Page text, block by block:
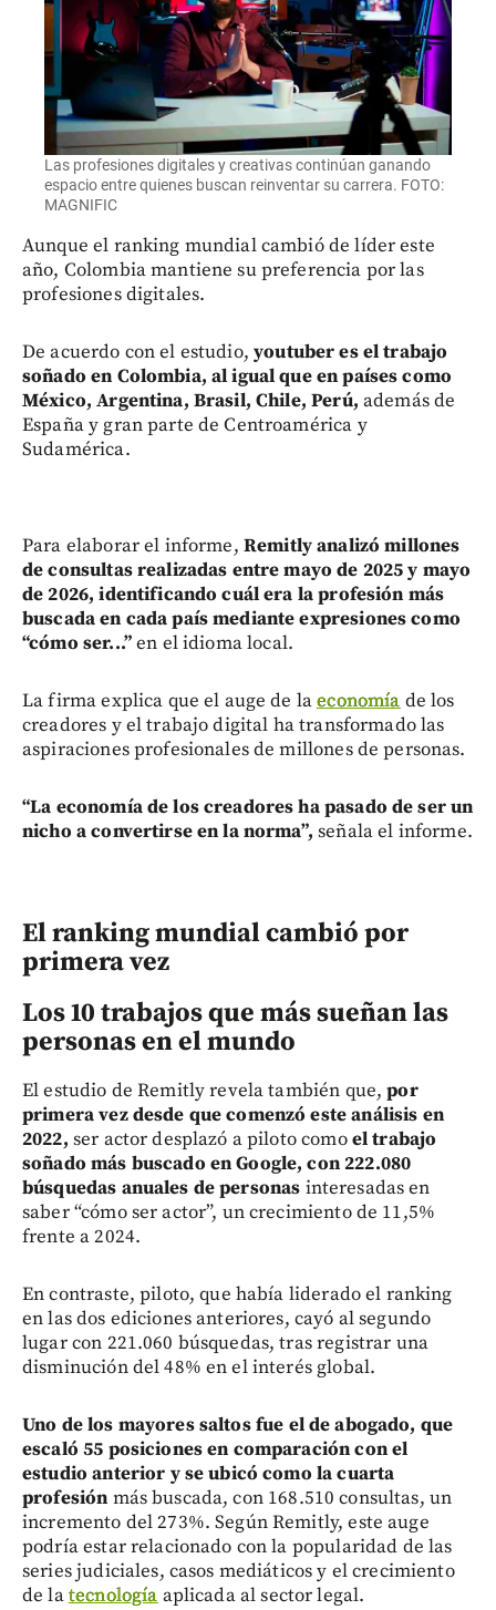
Las profesiones digitales y creativas continúan ganando
espacio entre quienes buscan reinventar su carrera. FOTO:
MAGNIFIC
Aunque el ranking mundial cambió de líder este
año, Colombia mantiene su preferencia por las
profesiones digitales.
De acuerdo con el estudio, youtuber es el trabajo
soñado en Colombia, al igual que en países como
México, Argentina, Brasil, Chile, Perú, además de
España y gran parte de Centroamérica y
Sudamérica.
Para elaborar el informe, Remitly analizó millones
de consultas realizadas entre mayo de 2025 y mayo
de 2026, identificando cuál era la profesión más
buscada en cada país mediante expresiones como
“cómo ser...”en el idioma local.
La firma explica que el auge de laeconomía de los
creadores y el trabajo digital ha transformado las
aspiraciones profesionales de millones de personas.
“La economía de los creadores ha pasado de ser un
nicho a convertirse en la norma”, señala el informe.
El ranking mundial cambió por
primera vez
Los 10 trabajos que más sueñan las
personas en el mundo
El estudio de Remitly revela también que,por
primera vez desde que comenzó este análisis en
2022, ser actor desplazó a piloto comoel trabajo
soñado más buscado en Google, con 222.080
búsquedas anuales de personas interesadas en
saber “cómo ser actor”, un crecimiento de 11,5%
frente a 2024.
En contraste, piloto, que había liderado el ranking
en las dos ediciones anteriores, cayó al segundo
lugar con 221.060 búsquedas, tras registrar una
disminución del 48% en el interés global.
Uno de los mayores saltos fue el de abogado, que
escaló 55 posiciones en comparación con el
estudio anterior y se ubicó como la cuarta
profesión más buscada, con 168.510 consultas, un
incremento del 273%. Según Remitly, este auge
podría estar relacionado con la popularidad de las
series judiciales, casos mediáticos y el crecimiento
de latecnología aplicada al sector legal.